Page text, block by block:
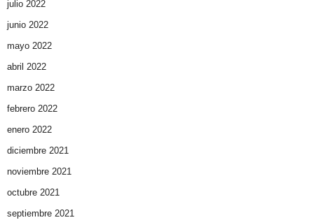
julio 2022
junio 2022
mayo 2022
abril 2022
marzo 2022
febrero 2022
enero 2022
diciembre 2021
noviembre 2021
octubre 2021
septiembre 2021